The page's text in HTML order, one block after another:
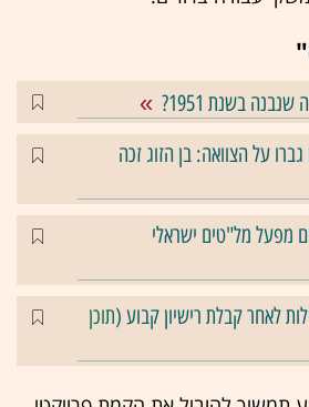
בשנת 1951?
גברו על הצוואה: בן הזוג זכה
מפעל מל"טים ישראלי
לאחר קבלת רישיון קבוע (תוכן